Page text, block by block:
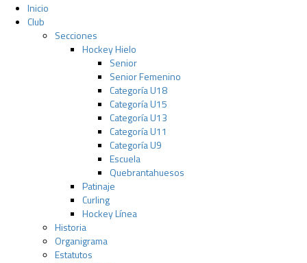
Inicio
Club
Secciones
Hockey Hielo
Senior
Senior Femenino
Categoría U18
Categoría U15
Categoría U13
Categoría U11
Categoría U9
Escuela
Quebrantahuesos
Patinaje
Curling
Hockey Línea
Historia
Organigrama
Estatutos